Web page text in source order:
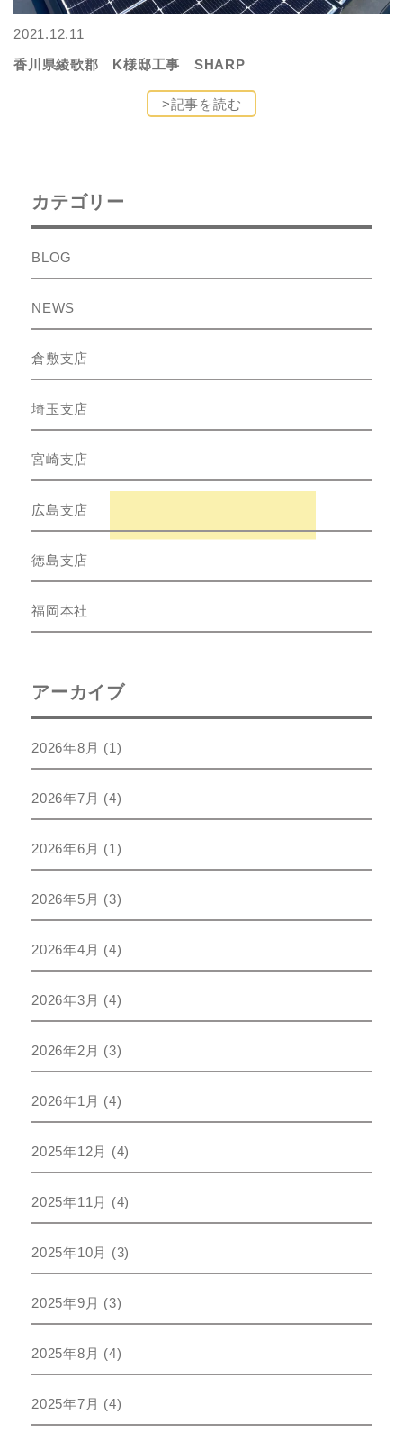
2021.12.11
香川県綾歌郡 K様邸工事 SHARP
>記事を読む
カテゴリー
BLOG
NEWS
倉敷支店
埼玉支店
宮崎支店
広島支店
徳島支店
福岡本社
アーカイブ
2026年8月 (1)
2026年7月 (4)
2026年6月 (1)
2026年5月 (3)
2026年4月 (4)
2026年3月 (4)
2026年2月 (3)
2026年1月 (4)
2025年12月 (4)
2025年11月 (4)
2025年10月 (3)
2025年9月 (3)
2025年8月 (4)
2025年7月 (4)